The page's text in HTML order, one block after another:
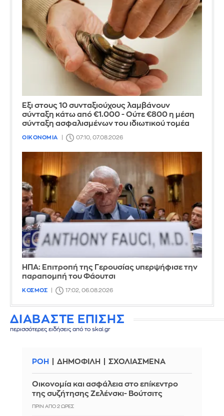
Έξι στους 10 συνταξιούχους λαμβάνουν
σύνταξη κάτω από €1.000 - Ούτε €800 η μέση
σύνταξη ασφαλισμένων του ιδιωτικού τομέα
ΟΙΚΟΝΟΜΙΑ 07:10, 07.08.2026
ΗΠΑ: Επιτροπή της Γερουσίας υπερψήφισε την
παραπομπή του Φάουτσι
ΚΟΣΜΟΣ 17:02, 06.08.2026
ΔΙΑΒΑΣΤΕ ΕΠΙΣΗΣ
περισσότερες ειδήσεις από το skai.gr
ΡΟΗ ΔΗΜΟΦΙΛΗ ΣΧΟΛΙΑΣΜΕΝΑ
Οικονομία και ασφάλεια στο επίκεντρο
της συζήτησης Ζελένσκι- Βούτσιτς
ΠΡΙΝ ΑΠΌ 2 ΏΡΕΣ